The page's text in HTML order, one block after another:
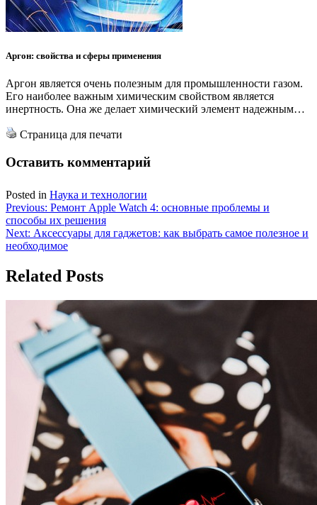
Аргон: свойства и сферы применения
Аргон является очень полезным для промышленности газом.
Его наиболее важным химическим свойством является
инертность. Она же делает химический элемент надежным…
Страница для печати
Оставить комментарий
Posted in Наука и технологии
Навигация
по
записям
Previous: Ремонт Apple Watch 4: основные проблемы и
способы их решения
Next: Аксессуары для гаджетов: как выбрать самое полезное и
необходимое
Related Posts